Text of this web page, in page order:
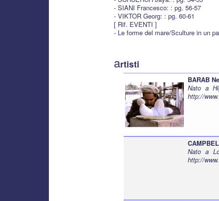
- SIANI Francesco: : pg. 56-57
- VIKTOR Georg: : pg. 60-61
[ Rif. EVENTI ]
- Le forme del mare/Sculture in un
artisti
BARAB
Nato a
http://
Nato a
http://